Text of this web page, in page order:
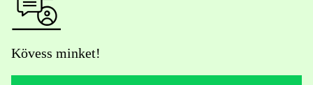
Kövess minket!